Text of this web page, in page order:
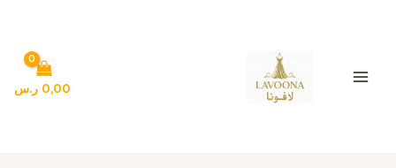
0,00 ر.س